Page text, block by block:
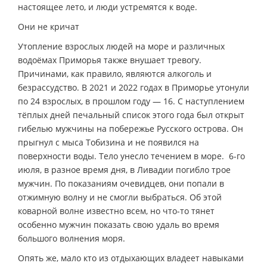
настоящее лето, и люди устремятся к воде.
Они не кричат
Утопление взрослых людей на море и различных
водоёмах Приморья также внушает тревогу.
Причинами, как правило, являются алкоголь и
безрассудство. В 2021 и 2022 годах в Приморье утонули
по 24 взрослых, в прошлом году — 16. С наступлением
тёплых дней печальный список этого года был открыт
гибелью мужчины на побережье Русского острова. Он
прыгнул с мыса Тобизина и не появился на
поверхности воды. Тело унесло течением в море. 6-го
июля, в разное время дня, в Ливадии погибло трое
мужчин. По показаниям очевидцев, они попали в
отжимную волну и не смогли выбраться. Об этой
коварной волне известно всем, но что-то тянет
особенно мужчин показать свою удаль во время
большого волнения моря.
Опять же, мало кто из отдыхающих владеет навыками